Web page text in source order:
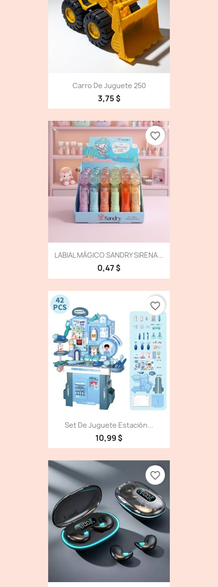
Carro De Juguete 250
3,75 $
LABIAL MÁGICO SANDRY SIRENA...
0,47 $
favorite_border
Set De Juguete Estación...
10,99 $
favorite_border
favorite_border